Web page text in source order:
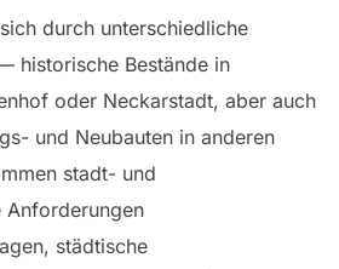
durch unterschiedliche
historische Bestände in
oder Neckarstadt, aber auch
und Neubauten in anderen
stadt- und
städtische